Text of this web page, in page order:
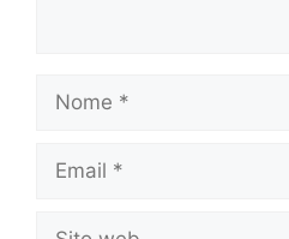
Nome
Email
Sito